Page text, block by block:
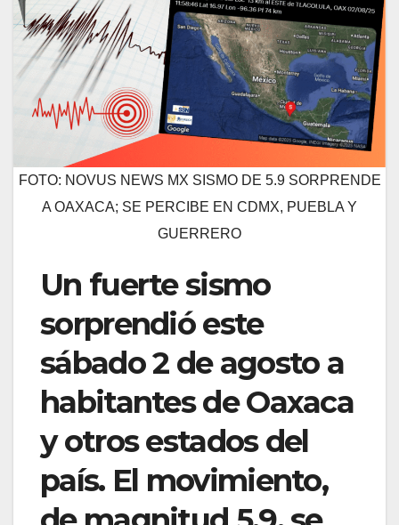
FOTO: NOVUS NEWS MX SISMO DE 5.9 SORPRENDE
A OAXACA; SE PERCIBE EN CDMX, PUEBLA Y
GUERRERO
Un fuerte sismo
sorprendió este
sábado 2 de agosto a
habitantes de Oaxaca
y otros estados del
país. El movimiento,